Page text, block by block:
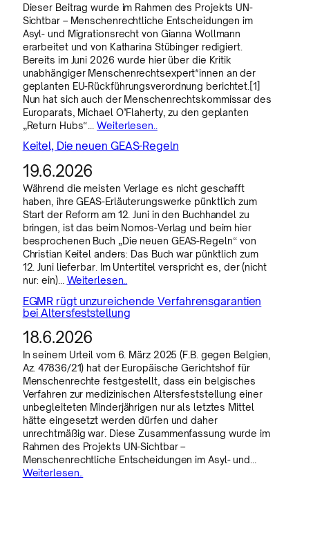
Dieser Beitrag wurde im Rahmen des Projekts UN-
Sichtbar – Menschenrechtliche Entscheidungen im
Asyl- und Migrationsrecht von Gianna Wollmann
erarbeitet und von Katharina Stübinger redigiert.
Bereits im Juni 2026 wurde hier über die Kritik
unabhängiger Menschenrechtsexpert*innen an der
geplanten EU-Rückführungsverordnung berichtet.[1]
Nun hat sich auch der Menschenrechtskommissar des
Europarats, Michael O’Flaherty, zu den geplanten
„Return Hubs“…Weiterlesen..
Keitel, Die neuen GEAS-Regeln
19.6.2026
Während die meisten Verlage es nicht geschafft
haben, ihre GEAS-Erläuterungswerke pünktlich zum
Start der Reform am 12. Juni in den Buchhandel zu
bringen, ist das beim Nomos-Verlag und beim hier
besprochenen Buch „Die neuen GEAS-Regeln“ von
Christian Keitel anders: Das Buch war pünktlich zum
12. Juni lieferbar. Im Untertitel verspricht es, der (nicht
nur: ein)… Weiterlesen..
EGMR rügt unzureichende Verfahrensgarantien
bei Altersfeststellung
18.6.2026
In seinem Urteil vom 6. März 2025 (F.B. gegen Belgien,
Az. 47836/21) hat der Europäische Gerichtshof für
Menschenrechte festgestellt, dass ein belgisches
Verfahren zur medizinischen Altersfeststellung einer
unbegleiteten Minderjährigen nur als letztes Mittel
hätte eingesetzt werden dürfen und daher
unrechtmäßig war. Diese Zusammenfassung wurde im
Rahmen des Projekts UN-Sichtbar –
Menschenrechtliche Entscheidungen im Asyl- und…
Weiterlesen..